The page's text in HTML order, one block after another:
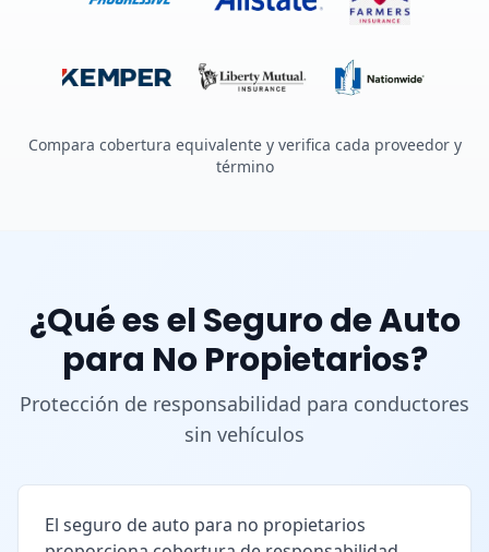
Compara cobertura equivalente y verifica cada proveedor y
término
¿Qué es el Seguro de Auto
para No Propietarios?
Protección de responsabilidad para conductores
sin vehículos
El seguro de auto para no propietarios